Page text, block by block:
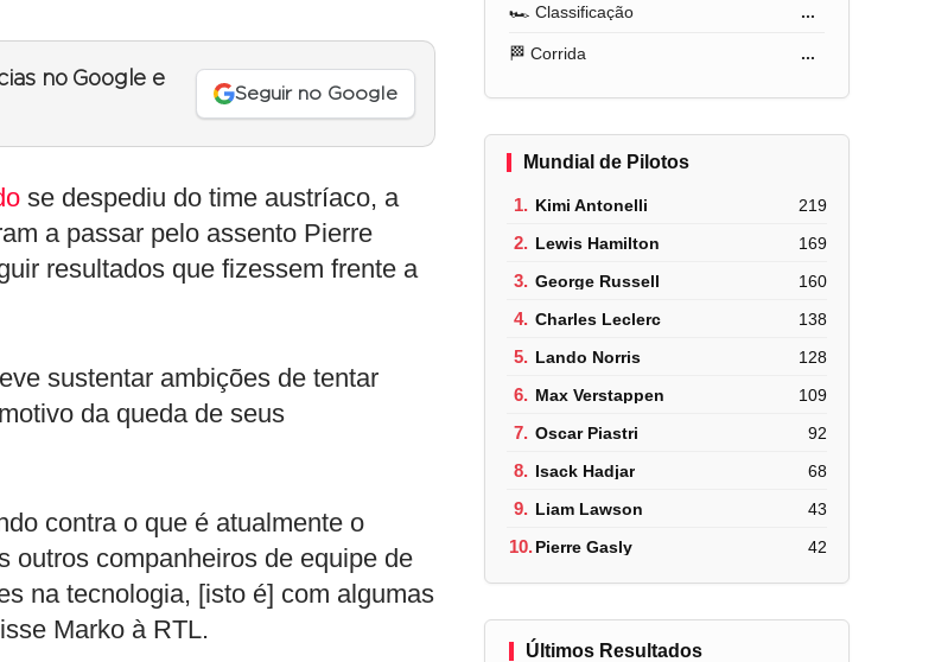
no Google e
Seguir no Google
se despediu do time austríaco, a
a passar pelo assento Pierre
resultados que fizessem frente a
sustentar ambições de tentar
da queda de seus
contra o que é atualmente o
outros companheiros de equipe de
na tecnologia, [isto é] com algumas
Marko à RTL.
🏎️ Classificação ...
🏁 Corrida ...
Mundial de Pilotos
1. Kimi Antonelli 219
2. Lewis Hamilton 169
3. George Russell 160
4. Charles Leclerc 138
5. Lando Norris 128
6. Max Verstappen 109
7. Oscar Piastri 92
8. Isack Hadjar 68
9. Liam Lawson 43
10.Pierre Gasly 42
Últimos Resultados